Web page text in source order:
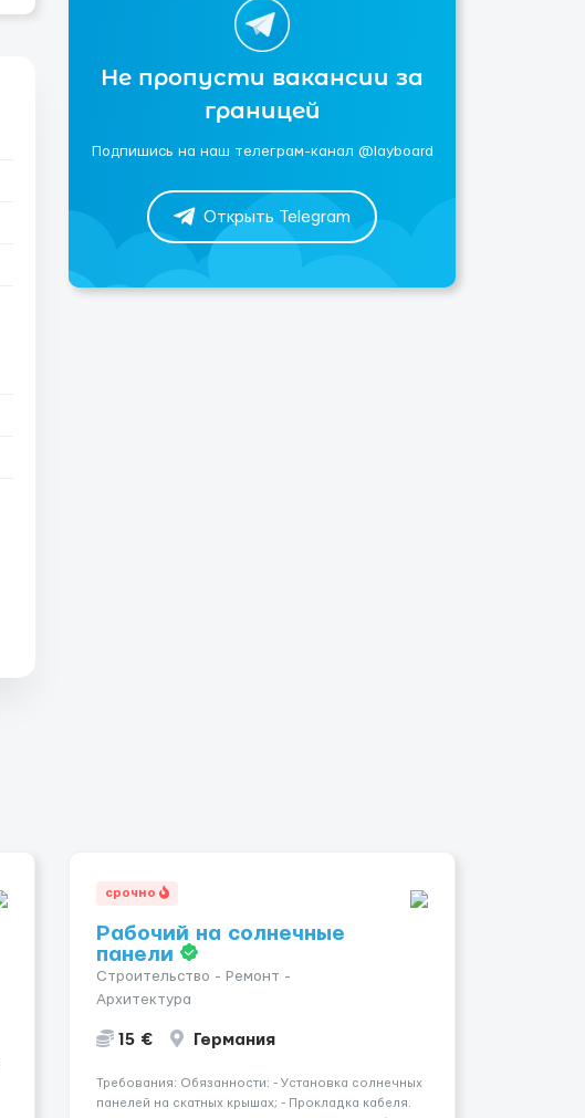
Не пропусти вакансии за
границей
Подпишись на наш телеграм-канал @layboard
Открыть Telegram
срочно
Рабочий на солнечные
панели
Строительство - Ремонт -
Архитектура
15 € Германия
Требования: Обязанности: - Установка солнечных
панелей на скатных крышах; - Прокладка кабеля.